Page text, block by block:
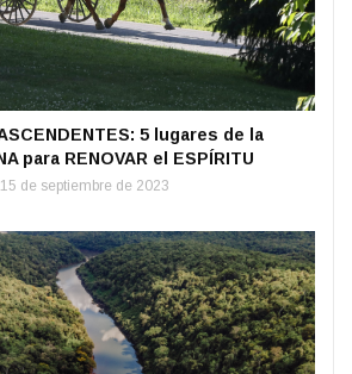
5 lugares de la
para RENOVAR el ESPÍRITU
15 de septiembre de 2023